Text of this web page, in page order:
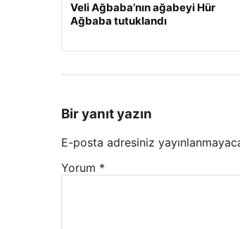
Veli Ağbaba’nın ağabeyi Hür
Ağbaba tutuklandı
Bir yanıt yazın
E-posta adresiniz
Yorum *